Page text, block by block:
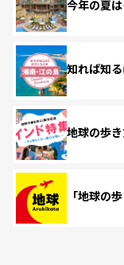
今年の夏
知れば知
地球の歩
「地球の